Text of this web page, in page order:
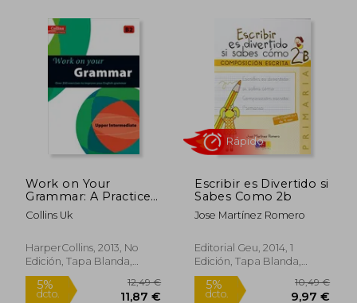
5%
dcto.
5%
dcto.
Rápido
Work on Your
Grammar: A Practice
Book for Learners at
Upper Intermediate
Collins Uk
HarperCollins, 2013, No
Edición, Tapa Blanda,
Nuevo
Escribir es Divertido si
Sabes Como 2b
Jose Martínez Romero
Editorial Geu, 2014, 1
Edición, Tapa Blanda,
Nuevo